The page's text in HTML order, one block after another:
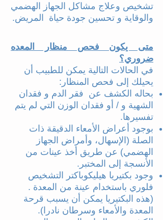
تشخيص وعلاج مشاكل الجهاز الهضمي
والوقاية و تحسين جودة حياة المريض.
متى يكون فحص منظار المعده
ضروري؟
في الحالات التالية يمكن للطبيب أن
يحيلك إلى فحص المنظار:
بحاله الكشف عن فقر الدم و فقدان
الشهية و / أو فقدان الوزن التي لم يتم
تفسيرها.
بوجود أعراض الأمعاء الدقيقة ذات
الصلة (الإسهال، وأمراض الجهاز
الهضمي) عن طريق أخذ عينات من
الأنسجة إلى المختبر.
وجود بكتيريا هيليكوباكتر التشخيص
فلوري باستخدام عينة من المعدة .
(هذه البكتيريا يمكن أن يسبب قرحة
المعدة والأمعاء وسرطان نادرا).